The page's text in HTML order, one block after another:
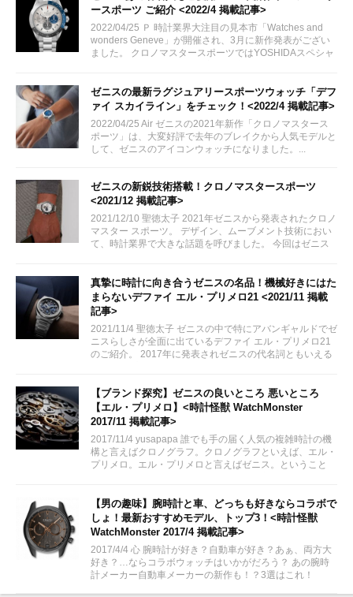
ースポーツ ご紹介 <2022/4 掲載記事>
2022/04/25 Ｐ 時計業界大注目の見本市「Watches and
wonders Geneve」が開催され、3月に新作発表がござい
ました。 クロノマスタースポーツではYOSHIDAスペシャ
ゼニスの最新ラグジュアリースポーツウォッチ「デフ
ァイ スカイライン」をチェック！<2022/4 掲載記事>
2022/04/25 Air ゼニスの2021年新作「クロノマスタース
ポーツ」は、大変好評で去年のブレイクから人気モデルと
して、ゼニスのアイコンウォッチになりました。...
ゼニスの新鋭技術搭載！クロノマスタースポーツ
<2021/12 掲載記事>
2021/12/10 聖徳太子 2021年ゼニスから発表されたクロノ
マスター スポーツ。 デザイン、ムーブメント技術におい
て、時計業界で大きな話題を呼びました。 今回はゼニス
真摯に時計に向き合うゼニスの名品！機械好きにはた
まらないデファイ エル・プリメロ21 <2021/11 掲載
記事>
2021/11/4 聖徳太子 ゼニスの中で特にアバンギャルドでゼ
ニスらしさが全面に出ているデファイ エル・プリメロ21
のご紹介。 2017年に発表されゼニスの代名詞ともいえる
す。...
【ブランド探究】ゼニスの良いところ 悪いところ
【エル・プリメロ】<時計怪獣 WatchMonster
2017/11 掲載記事>
2017/11/4 yusapapa 誰でも手の届く人気の複雑時計の機
構と言えばクロノグラフ。クロノグラフといえば、エル・
プリメロ。エル・プリメロと言えばゼニス。ということ
【男の趣味】腕時計と車、どっちも好きならコラボで
しょ！最新おすすめモデル、トップ3！<時計怪獣
WatchMonster 2017/4 掲載記事>
2017/4/4 心 腕時計が好き？自動車が好き？あぁ、両方大
好き？…ならコラボウォッチはいかがだろう？ あの腕時
計メーカー自動車メーカーの新作も！？3選はこれ！